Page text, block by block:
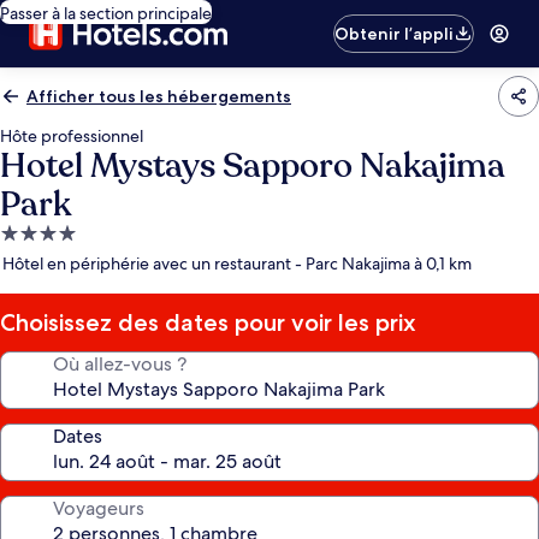
Passer à la section principale
Obtenir l’appli
Afficher tous les hébergements
Hôte professionnel
Hotel Mystays Sapporo Nakajima
Park
Hébergement
4.0 étoiles
Hôtel en périphérie avec un restaurant - Parc Nakajima à 0,1 km
Choisissez des dates pour voir les prix
Où allez-vous ?
Dates
Voyageurs